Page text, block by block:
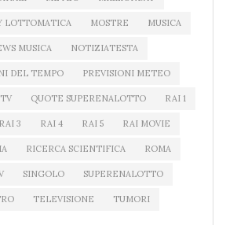
LOTTOMATICA MOSTRE MUSICA
MUSICA NOTIZIATESTA
DEL TEMPO PREVISIONI METEO
QUOTE SUPERENALOTTO RAI 1
RAI 3 RAI 4 RAI 5 RAI MOVIE
RICERCA SCIENTIFICA ROMA
SINGOLO SUPERENALOTTO
TELEVISIONE TUMORI